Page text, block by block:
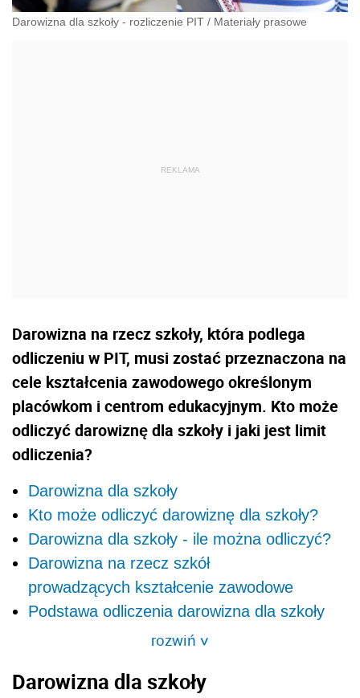
Darowizna dla szkoły - rozliczenie PIT / Materiały prasowe
Darowizna na rzecz szkoły, która podlega
odliczeniu w PIT, musi zostać przeznaczona na
cele kształcenia zawodowego określonym
placówkom i centrom edukacyjnym. Kto może
odliczyć darowiznę dla szkoły i jaki jest limit
odliczenia?
Darowizna dla szkoły
Kto może odliczyć darowiznę dla szkoły?
Darowizna dla szkoły - ile można odliczyć?
Darowizna na rzecz szkół
prowadzących kształcenie zawodowe
Podstawa odliczenia darowizna dla szkoły
rozwiń>
Darowizna dla szkoły